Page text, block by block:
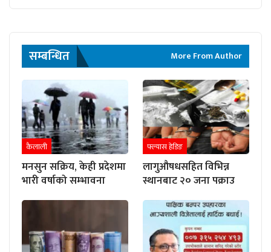
सम्बन्धित More From Author
कैलाली
मनसुन सक्रिय, केही प्रदेशमा
भारी वर्षाको सम्भावना
फ्ल्यास हेडिङ
लागुऔषधसहित विभिन्न
स्थानबाट २० जना पक्राउ